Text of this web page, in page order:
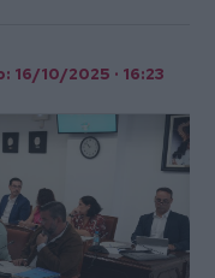
16/10/2025 · 16:23